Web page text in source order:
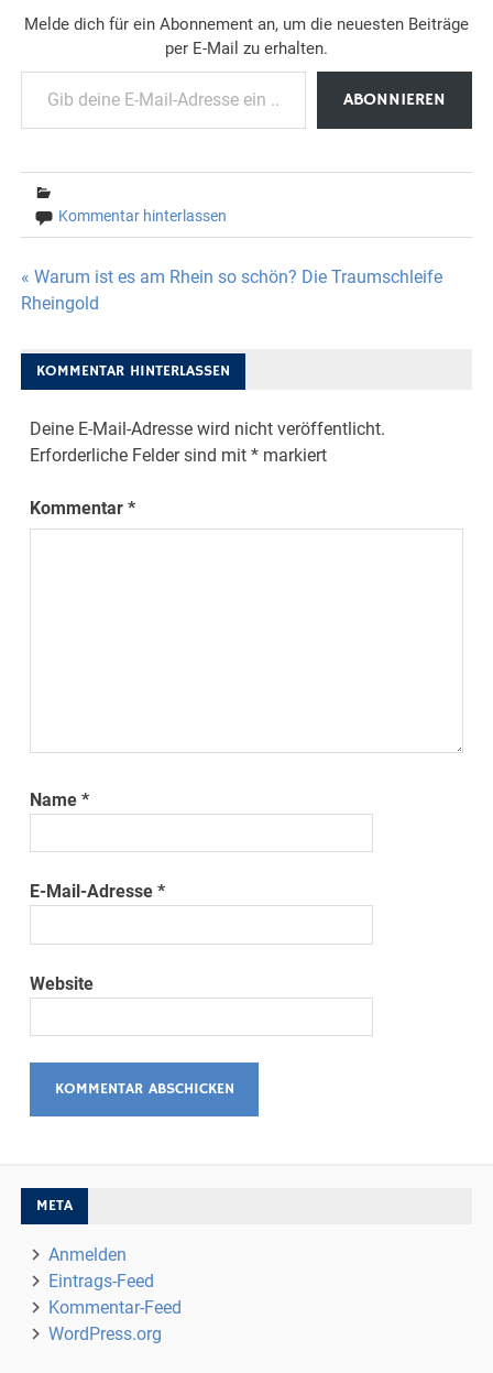
Melde dich für ein Abonnement an, um die neuesten Beiträge
per E-Mail zu erhalten.
Gib deine E-Mail-Adresse ein ...
ABONNIEREN
Kommentar hinterlassen
Beitragsnavigation
« Warum ist es am Rhein so schön? Die Traumschleife
Rheingold
KOMMENTAR HINTERLASSEN
Deine E-Mail-Adresse wird nicht veröffentlicht.
Erforderliche Felder sind mit* markiert
Kommentar*
Name*
E-Mail-Adresse*
Website
META
Anmelden
Eintrags-Feed
Kommentar-Feed
WordPress.org